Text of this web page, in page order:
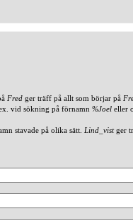
Fred ger träff på allt som börjar på
vid sökning på förnamn %Joel eller
stavade på olika sätt. Lind_vistger